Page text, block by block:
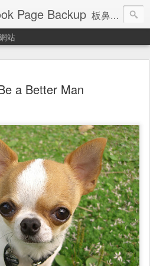
Page Backup 板鼻臉書備份站
站
a Better Man